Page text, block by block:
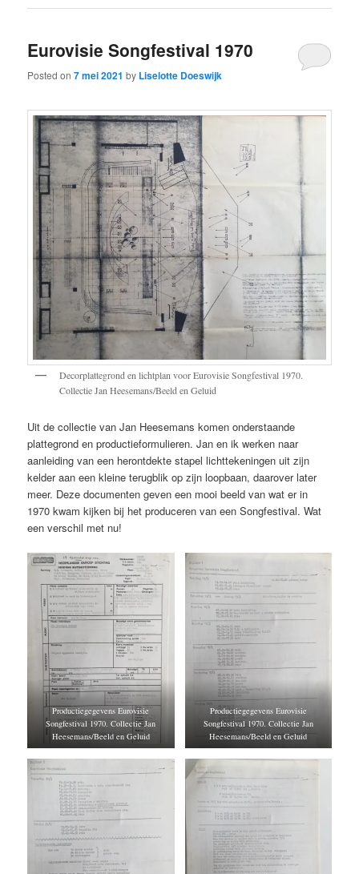
Eurovisie Songfestival 1970
Posted on7 mei 2021 by Liselotte Doeswijk
Decorplattegrond en lichtplan voor Eurovisie Songfestival 1970.
Collectie Jan Heesemans/Beeld en Geluid
Uit de collectie van Jan Heesemans komen onderstaande
plattegrond en productieformulieren. Jan en ik werken naar
aanleiding van een herontdekte stapel lichttekeningen uit zijn
kelder aan een kleine terugblik op zijn loopbaan, daarover later
meer. Deze documenten geven een mooi beeld van wat er in
1970 kwam kijken bij het produceren van een Songfestival. Wat
een verschil met nu!
Productiegegevens Eurovisie
Songfestival 1970. Collectie Jan
Heesemans/Beeld en Geluid
Productiegegevens Eurovisie
Songfestival 1970. Collectie Jan
Heesemans/Beeld en Geluid